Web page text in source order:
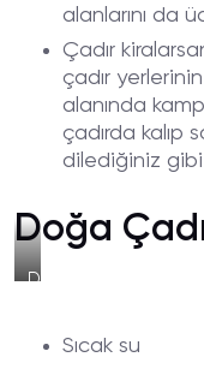
alanlarını da
Çadır
çadır
alanında
çadırda kalıp
dilediğiniz
Doğa
Doğa
Sıcak su